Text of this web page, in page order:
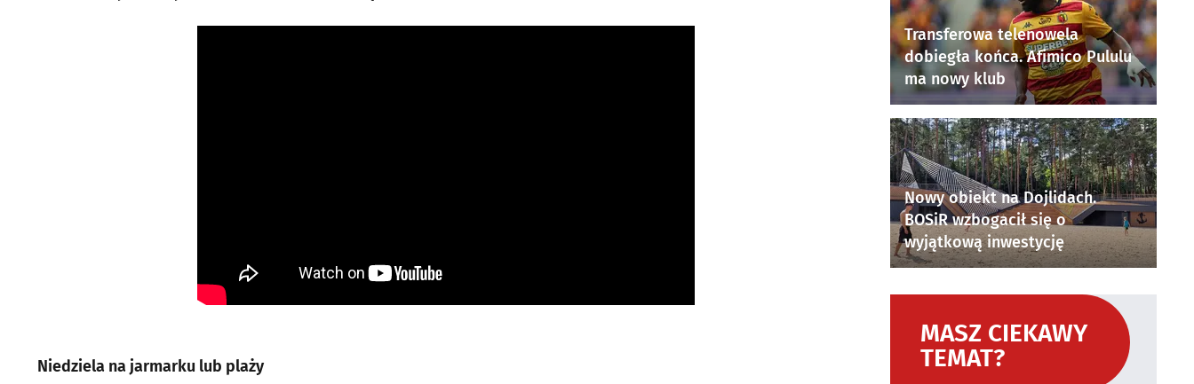
Niedziela na jarmarku lub plaży
Transferowa telenowela
dobiegła końca. Afimico Pululu
ma nowy klub
Nowy obiekt na Dojlidach.
BOSiR wzbogacił się o
wyjątkową inwestycję
MASZ CIEKAWY
TEMAT?